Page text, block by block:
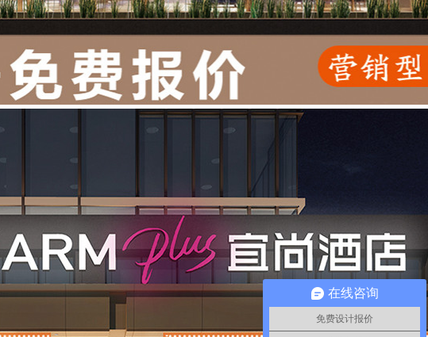
在线咨询
免费设计报价